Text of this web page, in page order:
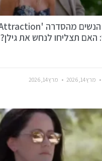
האם תצליחו לנחש את גילן?
מרץ 14, 2026 מרץ 14, 2026